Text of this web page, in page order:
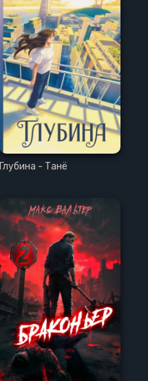
Глубина - Танё